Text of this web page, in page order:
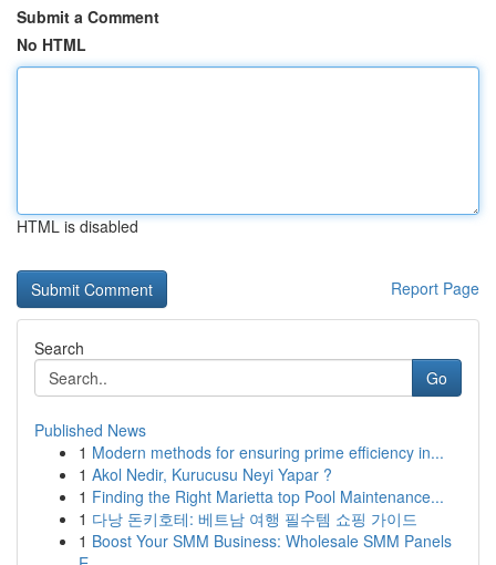
Submit a Comment
No HTML
HTML is disabled
Report Page
Search
Go
Published News
1 Modern methods for ensuring prime efficiency in...
1 Akol Nedir, Kurucusu Neyi Yapar ?
1 Finding the Right Marietta top Pool Maintenance...
1 다낭 돈키호테: 베트남 여행 필수템 쇼핑 가이드
1 Boost Your SMM Business: Wholesale SMM Panels